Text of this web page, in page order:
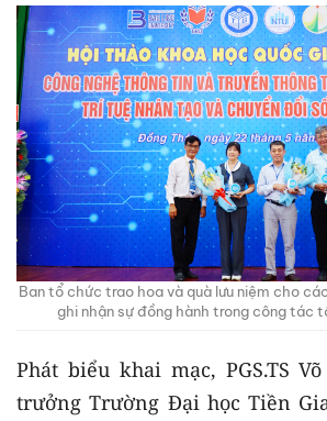
Ban tổ chức trao hoa và quà lưu niệm cho
ghi nhận sự đồng hành trong công tác
Phát biểu khai mạc, PGS.TS
trưởng Trường Đại học Tiền